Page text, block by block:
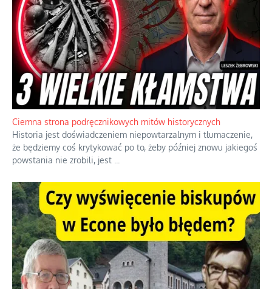
Ciemna strona podręcznikowych mitów historycznych
Historia jest doświadczeniem niepowtarzalnym i tłumaczenie,
że będziemy coś krytykować po to, żeby później znowu jakiegoś
powstania nie zrobili, jest